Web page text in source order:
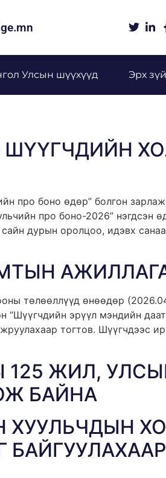
Улсын шүүхүүд Эрх
ШҮҮГЧДИЙН
про боно өдөр” болгон
про боно-2026” нэгдсэн
дурын оролцоо, идэвх
төлөөллүүд өнөөдөр
эрүүл мэндийн
тогтов. Шүүгчдээс
ЖИЛ,
БАЙНА